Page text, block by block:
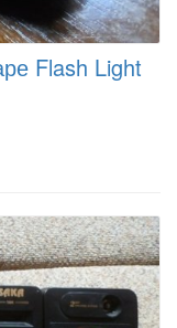
Flash Light